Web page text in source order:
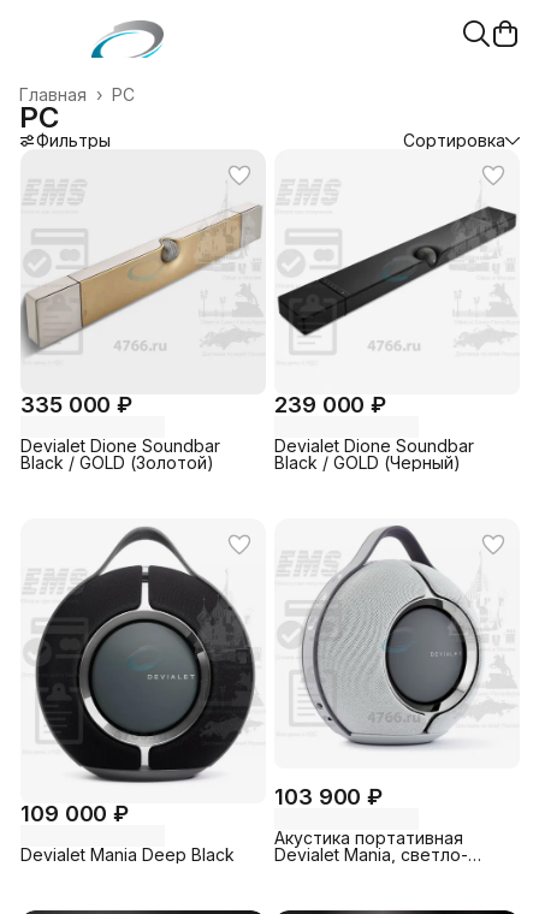
PC
Главная ›
PC
Фильтры Сортировка
335 000 ₽
Devialet Dione Soundbar
Black / GOLD (Золотой)
239 000 ₽
Devialet Dione Soundbar
Black / GOLD (Черный)
109 000 ₽
Devialet Mania Deep Black
103 900 ₽
Акустика портативная
Devialet Mania, светло-